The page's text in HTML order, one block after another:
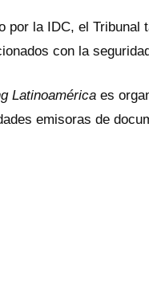
por la IDC, el
con la
Latinoamérica es
emisoras de